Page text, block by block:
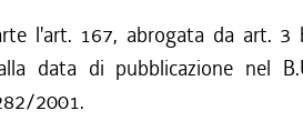
l'art. 167, abrogata da art. 3
data di pubblicazione nel
2001.